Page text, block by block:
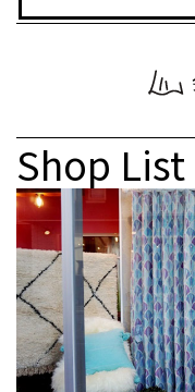
Shop List